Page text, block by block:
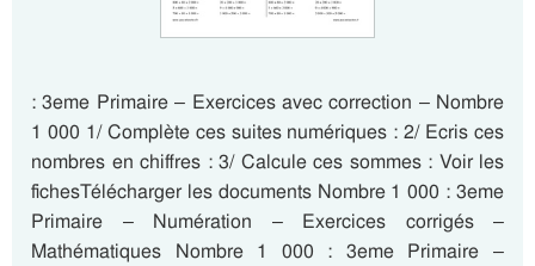
: 3eme Primaire – Exercices avec correction – Nombre
1 000 1/ Complète ces suites numériques : 2/ Ecris ces
nombres en chiffres : 3/ Calcule ces sommes : Voir les
fichesTélécharger les documents Nombre 1 000 : 3eme
Primaire – Numération – Exercices corrigés –
Mathématiques Nombre 1 000 : 3eme Primaire –